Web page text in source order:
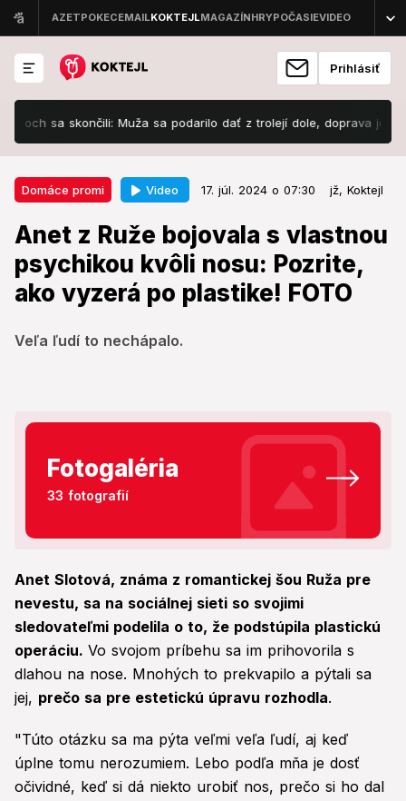
Prihlásiť
skončili: Muža sa podarilo dať z trolejí dole, doprava je obnovená!
Domáce promi Video 17. júl. 2024 o 07:30 jž, Koktejl
Anet z Ruže bojovala s vlastnou
psychikou kvôli nosu: Pozrite,
ako vyzerá po plastike! FOTO
Veľa ľudí to nechápalo.
Domáce promi 17. júl. 2024 o 07:30
Anet z Ruže bojovala s vlastnou
psychikou kvôli nosu: Pozrite, ako
vyzerá po plastike! FOTO
Fotogaléria
33 fotografií
Anet Slotová, známa z romantickej šou Ruža pre
nevestu, sa na sociálnej sieti so svojimi
sledovateľmi podelila o to, že podstúpila plastickú
operáciu. Vo svojom príbehu sa im prihovorila s
dlahou na nose. Mnohých to prekvapilo a pýtali sa
jej, prečo sa pre estetickú úpravu rozhodla.
"Túto otázku sa ma pýta veľmi veľa ľudí, aj keď
úplne tomu nerozumiem. Lebo podľa mňa je dosť
očividné, keď si dá niekto urobiť nos, prečo si ho dal